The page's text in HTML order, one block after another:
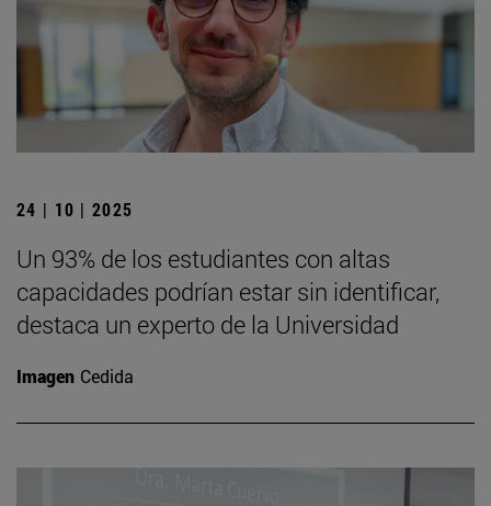
24 | 10 | 2025
Un 93% de los estudiantes con altas
capacidades podrían estar sin identificar,
destaca un experto de la Universidad
Imagen Cedida